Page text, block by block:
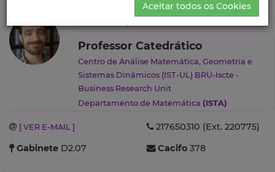
João Lopes Costa
Professor Catedrático
Centro de Análise Matemática, Geometria e
Sistemas Dinâmicos (IST-UL) BRU-Iscte -
Business Research Unit
Departamento de Matemática (ISTA)
[ VER E-MAIL ]
217650310 (Ext. 220775)
Gabinete D2.07 Cacifo 378
Aceitar todos os Cookies